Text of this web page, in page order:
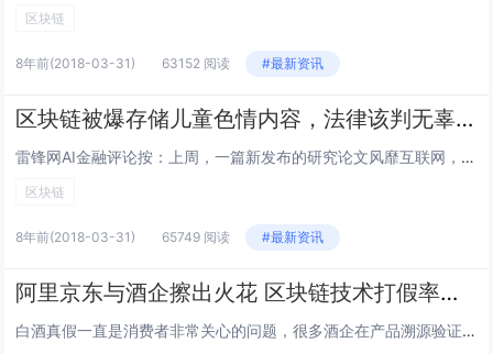
区块链
8年前(2018-03-31) 63152 阅读 #最新资讯
区块链被爆存储儿童色情内容，法律该判无辜用户违法吗？
雷锋网AI金融评论按：上周，一篇新发布的研究论文风靡互联网，论文宣称比特币区块链内含有儿童色情内容。论文作者总结说，成千上万的人运行着全节点的比特币软件，只要通过区块链下载了加密货币交易历史的用户都触犯了法律。倘若用户删除了区块链的任何数据...
区块链
8年前(2018-03-31) 65749 阅读 #最新资讯
阿里京东与酒企擦出火花 区块链技术打假率先上阵
白酒真假一直是消费者非常关心的问题，很多酒企在产品溯源验证防伪上连续多年倾注了大量心血，但难度仍然很大。比如，一瓶酒贴上电子标签，所有都是真的，但里面的酒却是假的。还有，二维码的纸张越好，造假者越容易取下来，所以纸张要用易碎纸，造假者用什么...